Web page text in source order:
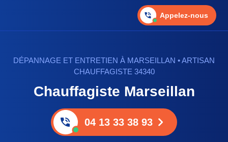
Appelez-nous
DÉPANNAGE ET ENTRETIEN À MARSEILLAN • ARTISAN
CHAUFFAGISTE 34340
Chauffagiste Marseillan
04 13 33 38 93